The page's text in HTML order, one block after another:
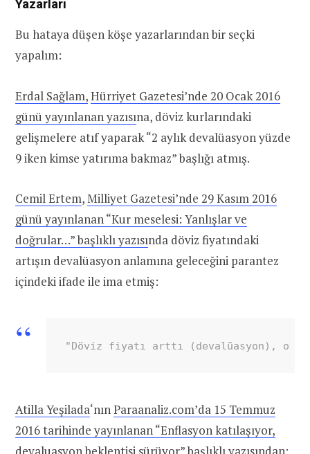
Yazarları
Bu hataya düşen köşe yazarlarından bir seçki
yapalım:
Erdal Sağlam,Hürriyet Gazetesi’nde 20 Ocak 2016
günü yayınlanan yazısına, döviz kurlarındaki
gelişmelere atıf yaparak “2 aylık devalüasyon yüzde
9 iken kimse yatırıma bakmaz” başlığı atmış.
Cemil Ertem, Milliyet Gazetesi’nde 29 Kasım 2016
günü yayınlanan “Kur meselesi: Yanlışlar ve
doğrular…” başlıklı yazısında döviz fiyatındaki
artışın devalüasyon anlamına geleceğini parantez
içindeki ifade ile ima etmiş:
"Döviz fiyatı arttı (devalüasyon), o
Atilla Yeşilada‘nınParaanaliz.com’da 15 Temmuz
2016 tarihinde yayınlanan “Enflasyon katılaşıyor,